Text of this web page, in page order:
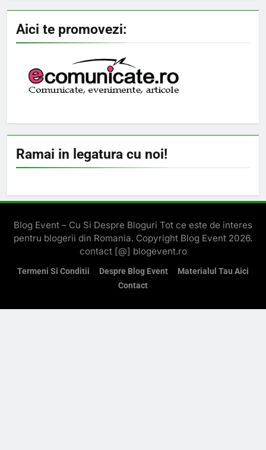
Aici te promovezi:
Ramai in legatura cu noi!
Blog Event – Cu Si Despre Bloguri Tot ce este de interes
pentru blogerii din Romania. Copyright Blog Event 2026.
contact [@] blogevent.ro
Termeni Si Conditii Despre Blog Event
Materialul Tau Aici
Contact